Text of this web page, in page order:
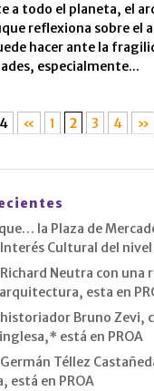
a todo el planeta, el
reflexiona sobre el
hacer ante la
especialmente...
« 1 2 3 4 »
la Plaza de
Interés Cultural del
Neutra con una
esta en
Bruno Zevi,
está en PROA
Téllez
está en PROA